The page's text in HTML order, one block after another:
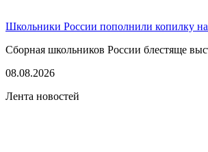
Школьники России пополнили копилку
Сборная школьников России блестяще
08.08.2026
Лента новостей